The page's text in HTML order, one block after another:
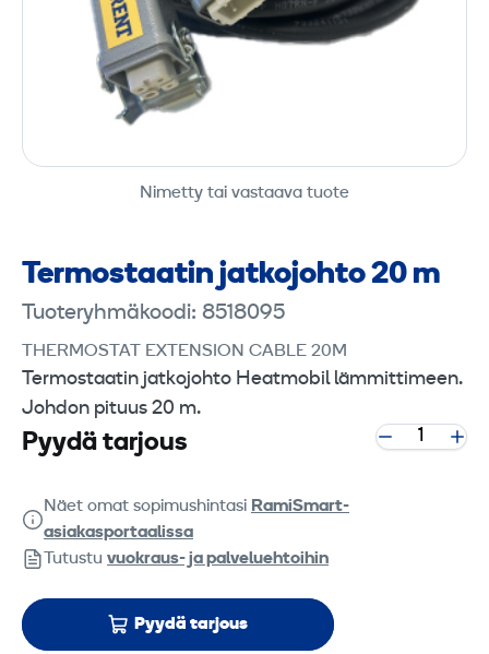
Nimetty tai vastaava tuote
Termostaatin jatkojohto 20 m
Tuoteryhmäkoodi: 8518095
THERMOSTAT EXTENSION CABLE 20M
Termostaatin jatkojohto Heatmobil lämmittimeen.
Johdon pituus 20 m.
Pyydä tarjous
Näet omat sopimushintasi RamiSmart-
asiakasportaalissa
Tutustu vuokraus- ja palveluehtoihin
Pyydä tarjous